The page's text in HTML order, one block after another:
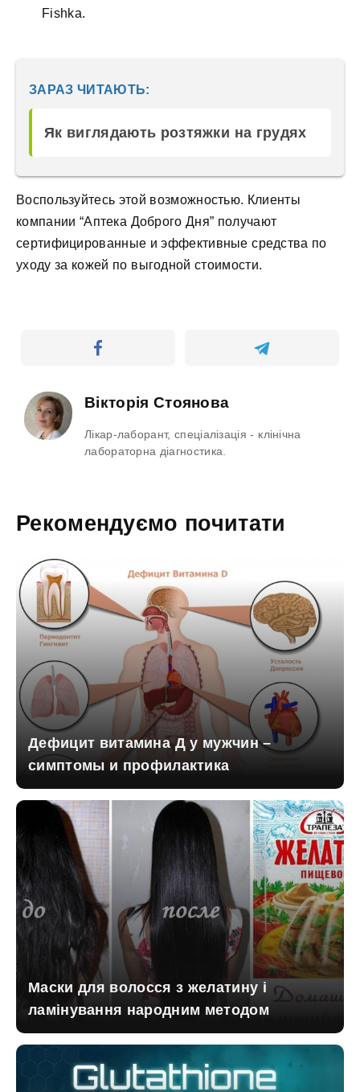
Fishka.
ЗАРАЗ ЧИТАЮТЬ:
Як виглядають розтяжки на грудях
Воспользуйтесь этой возможностью. Клиенты
компании “Аптека Доброго Дня” получают
сертифицированные и эффективные средства по
уходу за кожей по выгодной стоимости.
Вікторія Стоянова
Лікар-лаборант, спеціалізація - клінічна
лабораторна діагностика.
Рекомендуємо почитати
Дефицит витамина Д у мужчин –
симптомы и профилактика
Маски для волосся з желатину і
ламінування народним методом